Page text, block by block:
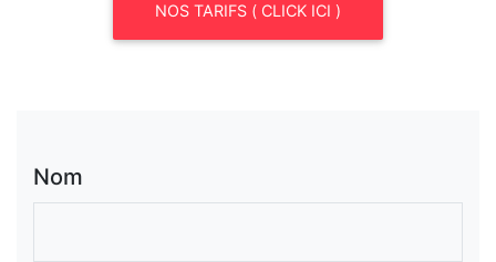
NOS TARIFS ( CLICK ICI )
Nom